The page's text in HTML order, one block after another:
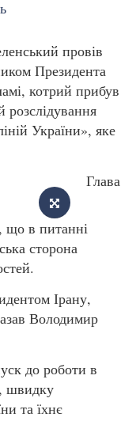
провів
Президента
котрий прибув
розслідування
України», яке
Глава
що в питанні
сторона
Ірану,
Володимир
до роботи в
швидку
та їхнє